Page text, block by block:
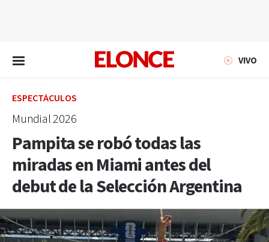
VIVO
ESPECTÁCULOS
Mundial 2026
Pampita se robó todas las
miradas en Miami antes del
debut de la Selección Argentina